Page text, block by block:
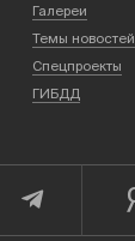
Галереи
Темы новостей
Спецпроекты
ГИБДД